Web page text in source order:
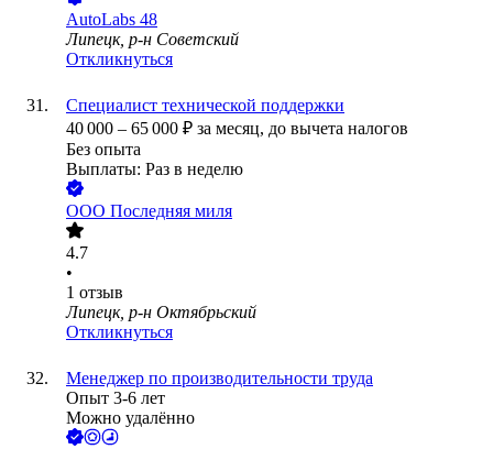
AutoLabs 48
Липецк, р-н Советский
Откликнуться
Специалист технической поддержки
40 000 – 65 000 ₽ за месяц, до вычета налогов
Без опыта
Выплаты: Раз в неделю
ООО Последняя миля
4.7
•
1 отзыв
Липецк, р-н Октябрьский
Откликнуться
Менеджер по производительности труда
Опыт 3-6 лет
Можно удалённо